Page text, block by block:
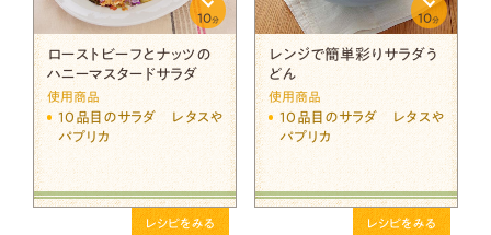
ローストビーフとナッツの
ハニーマスタードサラダ
10分
使用商品
10品目のサラダ レタスや
パプリカ
レシピをみる
レンジで簡単彩りサラダう
どん
10分
使用商品
10品目のサラダ レタスや
パプリカ
レシピをみる